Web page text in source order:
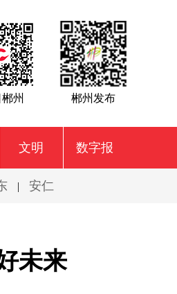
州 郴州发布
文明 数字报
| 安仁
未来